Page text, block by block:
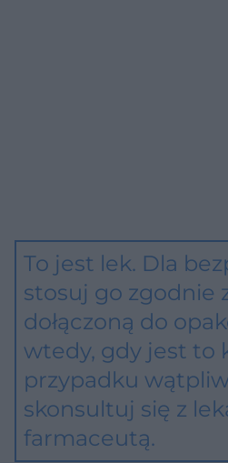
To jest lek. Dla
stosuj go zgodnie
dołączoną do
wtedy, gdy jest to
przypadku
skonsultuj się z
farmaceutą.